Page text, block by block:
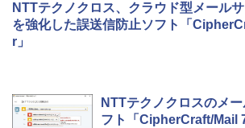
NTTテクノクロス、クラウド型メール
を強化した誤送信防止ソフト「
r」
NTTテクノクロスのメ
フト「CipherCraft/Mail